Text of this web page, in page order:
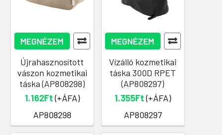
MEGNÉZEM
Újrahasznosított
vászon kozmetikai
táska (AP808298)
1.162Ft(+ÁFA)
AP808298
MEGNÉZEM
Vízálló kozmetikai
táska 300D RPET
(AP808297)
1.355Ft(+ÁFA)
AP808297